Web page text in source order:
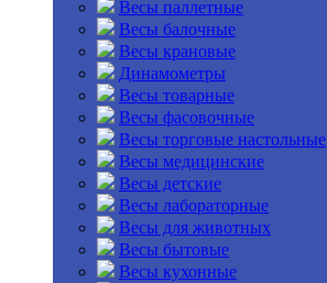
Весы паллетные
Весы балочные
Весы крановые
Динамометры
Весы товарные
Весы фасовочные
Весы торговые настольные
Весы медицинские
Весы детские
Весы лабораторные
Весы для животных
Весы бытовые
Весы кухонные